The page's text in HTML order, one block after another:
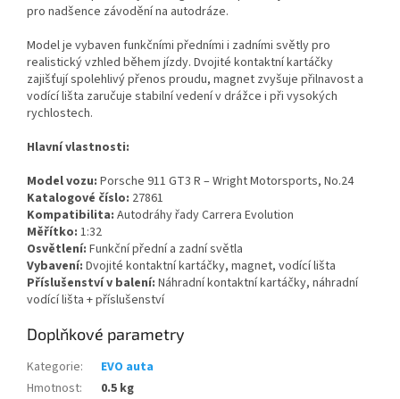
pro nadšence závodění na autodráze.
Model je vybaven funkčními předními i zadními světly pro
realistický vzhled během jízdy. Dvojité kontaktní kartáčky
zajišťují spolehlivý přenos proudu, magnet zvyšuje přilnavost a
vodící lišta zaručuje stabilní vedení v drážce i při vysokých
rychlostech.
Hlavní vlastnosti:
Model vozu: Porsche 911 GT3 R – Wright Motorsports, No.24
Katalogové číslo: 27861
Kompatibilita: Autodráhy řady Carrera Evolution
Měřítko: 1:32
Osvětlení: Funkční přední a zadní světla
Vybavení: Dvojité kontaktní kartáčky, magnet, vodící lišta
Příslušenství v balení: Náhradní kontaktní kartáčky, náhradní
vodící lišta + příslušenství
Doplňkové parametry
Kategorie:
EVO auta
Hmotnost:
0.5 kg